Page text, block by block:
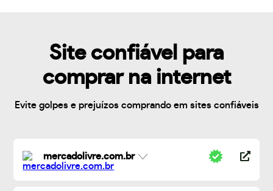
Site confiável para
comprar na internet
Evite golpes e prejuízos comprando em sites confiáveis
mercadolivre.com.br